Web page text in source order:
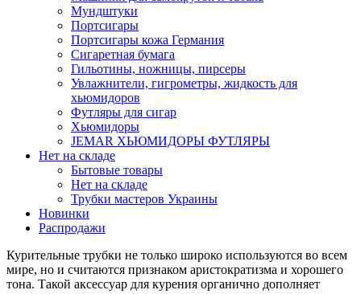
Мундштуки
Портсигары
Портсигары кожа Германия
Сигаретная бумага
Гильотины, ножницы, пирсеры
Увлажнители, гигрометры, жидкость для
хьюмидоров
Футляры для сигар
Хьюмидоры
JEMAR ХЬЮМИДОРЫ ФУТЛЯРЫ
Нет на складе
Бытовые товары
Нет на складе
Трубки мастеров Украины
Новинки
Распродажи
Курительные трубки не только широко используются во всем
мире, но и считаются признаком аристократизма и хорошего
тона. Такой аксессуар для курения органично дополняет